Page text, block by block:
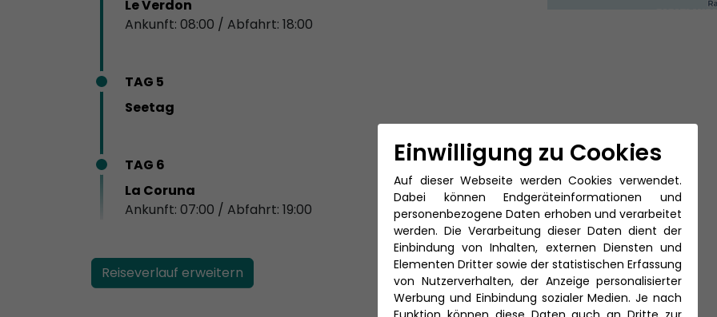
Le Verdon
Ankunft: 08:00 / Abfahrt: 18:00
TAG 5
Seetag
TAG 6
La Coruna
Ankunft: 07:00 / Abfahrt: 19:00
Reiseverlauf erweitern
Einwilligung zu Cookies
Auf dieser Webseite werden Cookies verwendet.
Dabei können Endgeräteinformationen und
personenbezogene Daten erhoben und verarbeitet
werden. Die Verarbeitung dieser Daten dient der
Einbindung von Inhalten, externen Diensten und
Elementen Dritter sowie der statistischen Erfassung
von Nutzerverhalten, der Anzeige personalisierter
Werbung und Einbindung sozialer Medien. Je nach